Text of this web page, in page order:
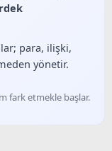
para, ilişki,
yönetir.
fark etmekle başlar.